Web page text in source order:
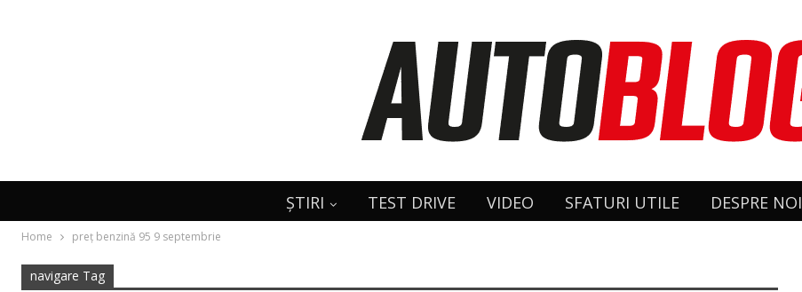
ȘTIRI TEST DRIVE VIDEO SFATURI UTILE DESPRE NOI
Home preţ benzină 95 9 septembrie
navigare Tag